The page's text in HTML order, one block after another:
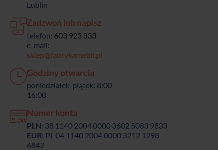
Lublin
Zadzwoń lub napisz
telefon: 603 923 333
e-mail:
sklep@fabrykamebli.pl
Godziny otwarcia
poniedziałek-piątek: 8:00-
16:00
Numer konta
PLN: 38 1140 2004 0000 3602 5083 9833
EUR: PL 04 1140 2004 0000 3212 1298
6842